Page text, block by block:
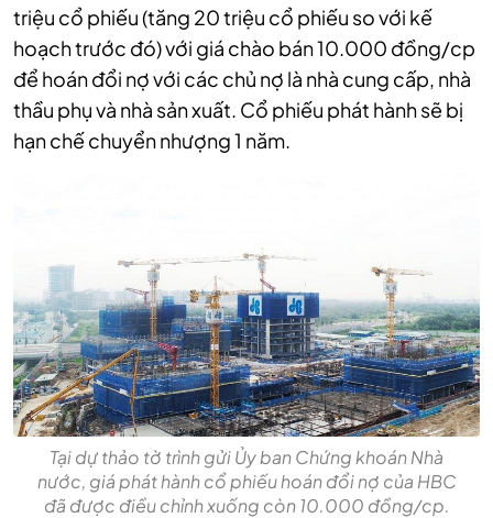
triệu cổ phiếu (tăng 20 triệu cổ phiếu so với kế
hoạch trước đó) với giá chào bán 10.000 đồng/cp
để hoán đổi nợ với các chủ nợ là nhà cung cấp, nhà
thầu phụ và nhà sản xuất. Cổ phiếu phát hành sẽ bị
hạn chế chuyển nhượng 1 năm.
Tại dự thảo tờ trình gửi Ủy ban Chứng khoán Nhà
nước, giá phát hành cổ phiếu hoán đổi nợ của HBC
đã được điều chỉnh xuống còn 10.000 đồng/cp.